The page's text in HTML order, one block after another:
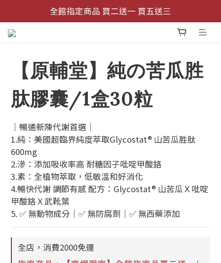
加入官方LINE 健康1對1專業諮詢
全館指定商品 買二送一 買五送三
【原輔堂】純の苦瓜胜
肽膠囊/1盒30粒
｜暢通新陳代謝首選｜
1.純：美國超臨界純度萃取Glycostat® 山苦瓜胜肽
600mg
2.滲：添加吸收率高 耐糖因子吡啶甲酸鉻
3.素：全植物萃取，低敏溫和好消化
4.暢快代謝 調節有感 配方：Glycostat® 山苦瓜Ｘ吡啶
甲酸鉻Ｘ武靴葉
5. ✅ 無動物成分｜✅ 無防腐劑｜✅ 無西藥添加
全店，消費2000免運